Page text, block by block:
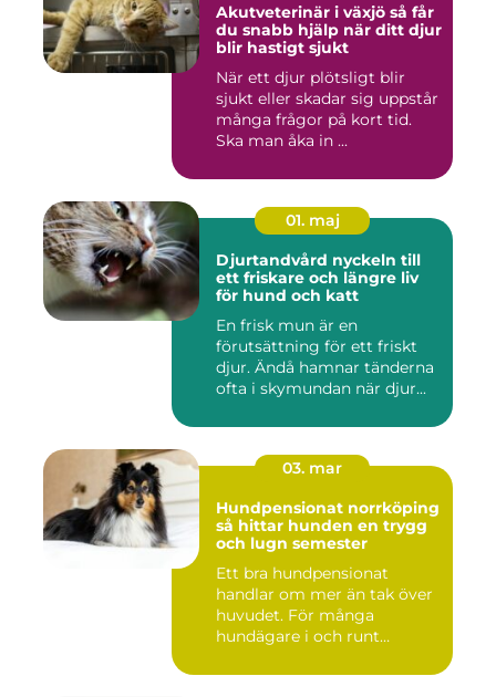
Akutveterinär i växjö så får
du snabb hjälp när ditt djur
blir hastigt sjukt
När ett djur plötsligt blir
sjukt eller skadar sig uppstår
många frågor på kort tid.
Ska man åka in ...
01. maj
Djurtandvård nyckeln till
ett friskare och längre liv
för hund och katt
En frisk mun är en
förutsättning för ett friskt
djur. Ändå hamnar tänderna
ofta i skymundan när djur...
03. mar
Hundpensionat norrköping
så hittar hunden en trygg
och lugn semester
Ett bra hundpensionat
handlar om mer än tak över
huvudet. För många
hundägare i och runt